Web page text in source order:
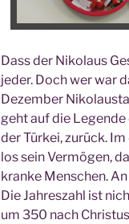
Dass der Niko­laus
jeder. Doch wer war
Dezem­ber
geht auf die
der Tür­kei, zurück.
los sein Ver­mö­gen,
kran­ke Men­schen.
Die Jah­res­zahl ist
um 350 nach